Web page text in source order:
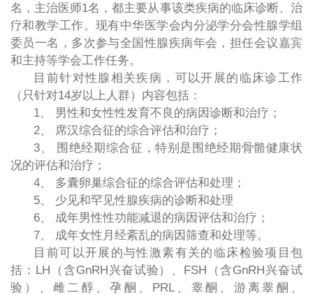
名，主治医师1名，都主要从事该类疾病的临床诊断、治
疗和教学工作。现有中华医学会内分泌学分会性腺学组
委员一名，多次参与全国性腺疾病年会，担任会议嘉宾
和主持等学会工作任务。
目前针对性腺相关疾病，可以开展的临床诊工作
（只针对14岁以上人群）内容包括：
1、 男性和女性性发育不良的病因诊断和治疗；
2、 席汉综合征的综合评估和治疗；
3、 围绝经期综合征，特别是围绝经期骨骼健康状
况的评估和治疗；
4、 多囊卵巢综合征的综合评估和处理；
5、 少见和罕见性腺疾病的诊断和处理
6、 成年男性性功能减退的病因评估和治疗；
7、 成年女性月经紊乱的病因筛查和处理等。
目前可以开展的与性激素有关的临床检验项目包
括：LH（含GnRH兴奋试验）、FSH（含GnRH兴奋试
验）、雌二醇、孕酮、PRL、睾酮、游离睾酮、